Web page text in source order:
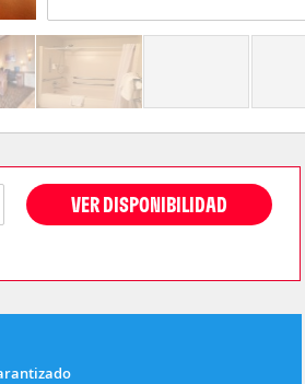
VER DISPONIBILIDAD